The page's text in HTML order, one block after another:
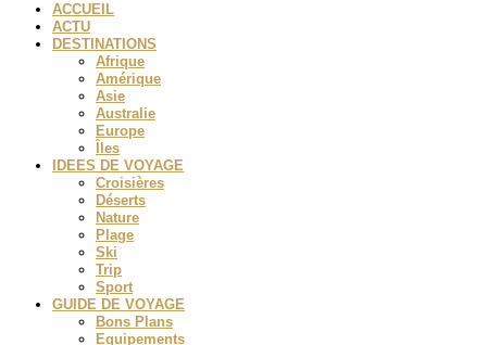
ACCUEIL
ACTU
DESTINATIONS
Afrique
Amérique
Asie
Australie
Europe
Îles
IDEES DE VOYAGE
Croisières
Déserts
Nature
Plage
Ski
Trip
Sport
GUIDE DE VOYAGE
Bons Plans
Equipements